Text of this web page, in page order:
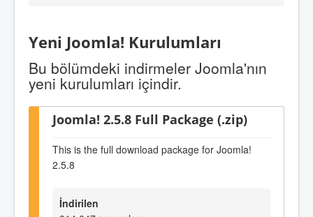
Yeni Joomla! Kurulumları
Bu bölümdeki indirmeler Joomla'nın
yeni kurulumları içindir.
Joomla! 2.5.8 Full Package (.zip)
This is the full download package for Joomla!
2.5.8
İndirilen